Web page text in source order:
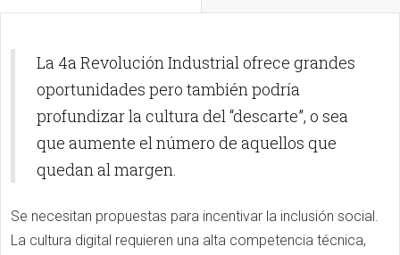
La 4a Revolución Industrial ofrece grandes
oportunidades pero también podría
profundizar la cultura del “descarte”, o sea
que aumente el número de aquellos que
quedan al margen.
Se necesitan propuestas para incentivar la inclusión social.
La cultura digital requieren una alta competencia técnica,